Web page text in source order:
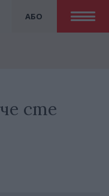
АБО
сте